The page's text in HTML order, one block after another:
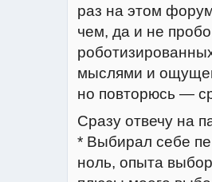
раз на этом
чем, да и не
мыслями и
но повторюсь —
Сразу отвечу на
* Выбирал себе
ноль, опыта